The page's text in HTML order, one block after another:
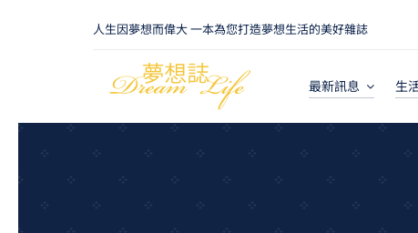
人生因夢想而偉大 一本為您打造夢想生活的美好雜誌
最新訊息 生